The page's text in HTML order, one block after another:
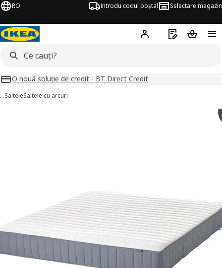
RO Introdu codul poștal Selectare magazin
Hej! Autentifică-te
Listă deCoșul de
O nouă soluție de credit - BT Direct Credit
…SalteleSaltele cu arcuri